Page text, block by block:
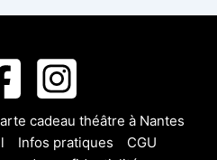
cadeau théâtre à Nantes
Infos pratiques
CGU